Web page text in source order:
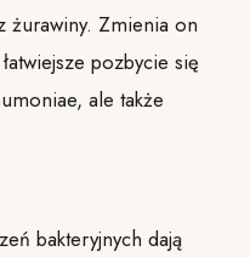
żurawiny. Zmienia on
pozbycie się
ale także
bakteryjnych dają